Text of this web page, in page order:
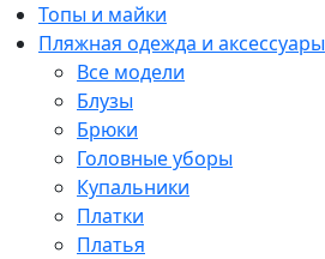
Топы и майки
Пляжная одежда и аксессуары
Все модели
Блузы
Брюки
Головные уборы
Купальники
Платки
Платья